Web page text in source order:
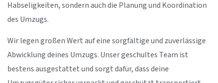
Habseligkeiten, sondern auch die Planung und Koordination
des Umzugs.
Wir legen großen Wert auf eine sorgfältige und zuverlässige
Abwicklung deines Umzugs. Unser geschultes Team ist
bestens ausgestattet und sorgt dafür, dass deine